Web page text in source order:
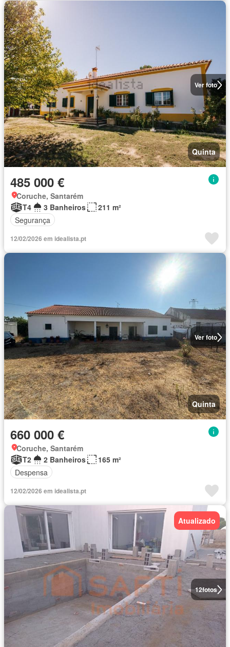
Ver foto
Quinta
485 000 €
Coruche, Santarém
T4
3 Banheiros
211 m²
Segurança
12/02/2026 em idealista.pt
Ver foto
Quinta
660 000 €
Coruche, Santarém
T2
2 Banheiros
165 m²
Despensa
12/02/2026 em idealista.pt
12fotos
Atualizado